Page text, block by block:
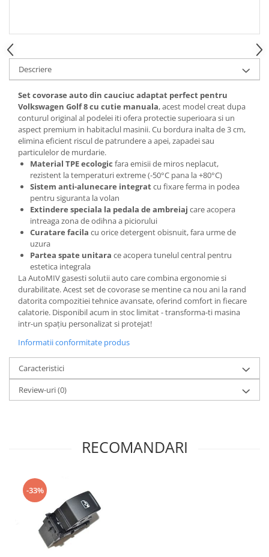
Lubrifianti si Spray-uri de Curatare
Curatare si Detailing Interior
Vopsitorie, Chituri si Adezivi
Curatare si Detailing Exterior
Articole Auto Sezoniere
Produse de Iarna
Cabluri Pornire
Produse de Vara
Blog
Descriere
Set covorase auto din cauciuc adaptat perfect pentru
Volkswagen Golf 8 cu cutie manuala, acest model creat dupa
conturul original al podelei iti ofera protectie superioara si un
aspect premium in habitaclul masinii. Cu bordura inalta de 3 cm,
elimina eficient riscul de patrundere a apei, zapadei sau
particulelor de murdarie.
Material TPE ecologic fara emisii de miros neplacut,
rezistent la temperaturi extreme (-50°C pana la +80°C)
Sistem anti-alunecare integratcu fixare ferma in podea
pentru siguranta la volan
Extindere speciala la pedala de ambreiaj care acopera
intreaga zona de odihna a piciorului
Curatare facila cu orice detergent obisnuit, fara urme de
uzura
Partea spate unitara ce acopera tunelul central pentru
estetica integrala
La AutoMIV gasesti solutii auto care combina ergonomie si
durabilitate. Acest set de covorase se mentine ca nou ani la rand
datorita compozitiei tehnice avansate, oferind comfort in fiecare
calatorie. Disponibil acum in stoc limitat - transforma-ti masina
intr-un spațiu personalizat si protejat!
Informatii conformitate produs
Caracteristici
Review-uri(0)
RECOMANDARI
-33%